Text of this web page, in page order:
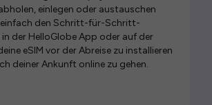
einlegen oder austauschen
einfach den Schritt-für-Schritt-
der HelloGlobe App oder auf der
eSIM vor der Abreise zu installieren
deiner Ankunft online zu gehen.